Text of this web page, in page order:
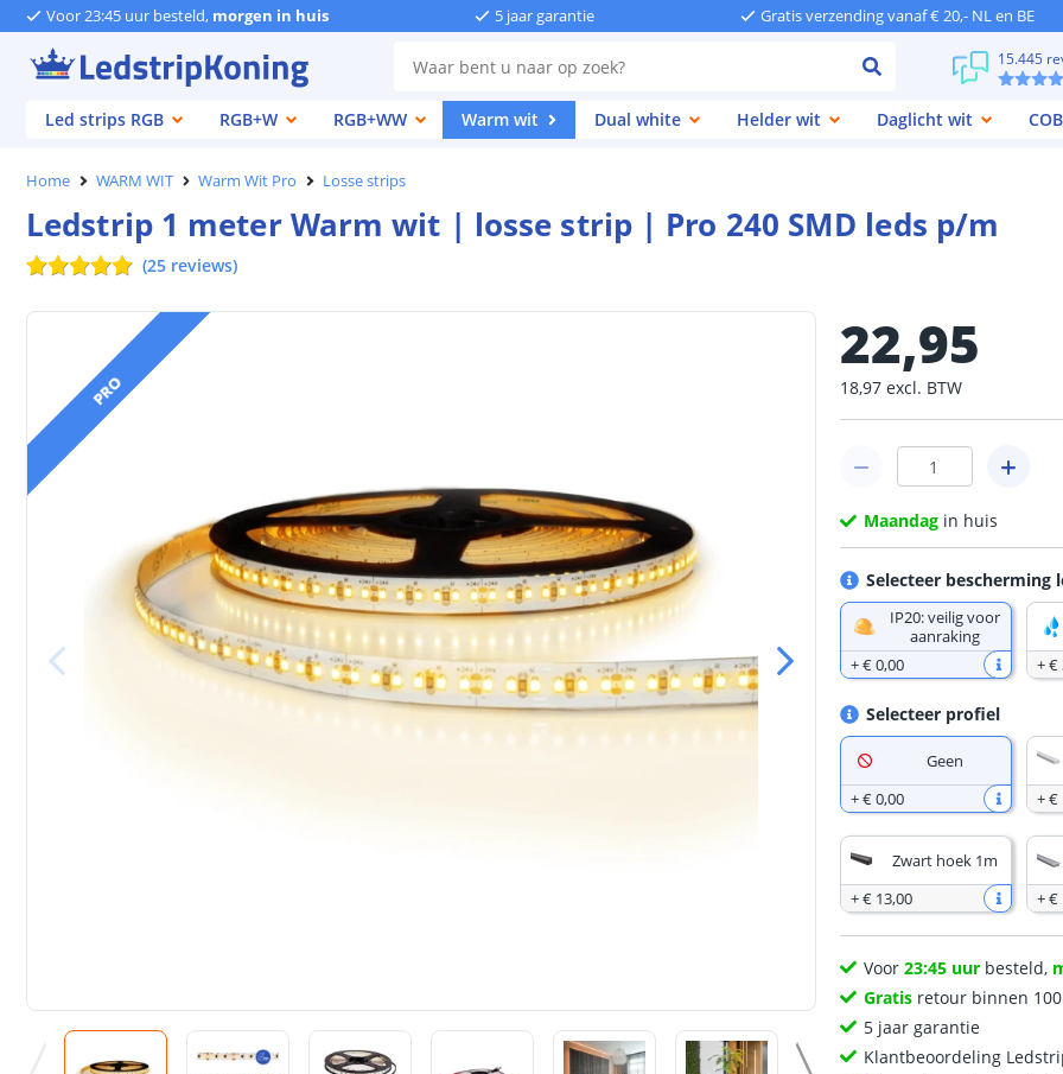
Voor 23:45 uur besteld, morgen in huis 5 jaar garantie Gratis verzending vanaf € 20,- NL en BE
15.445
Led strips RGB
RGB+W RGB+WW Warm wit Dual white Helder wit Daglicht wit COB
Home WARM WIT Warm Wit Pro Losse strips
Ledstrip 1 meter Warm wit | losse strip | Pro 240 SMD leds p/m
(25 reviews)
PRO
22,95
18,97 excl. BTW
Maandag in huis
Selecteer bescherming
IP20: veilig voor
aanraking
+€ 0,00
+€
Selecteer profiel
Geen
+€ 0,00
+€
Zwart hoek 1m
+€ 13,00
+€
Voor23:45 uur besteld,
Gratis retour binnen
5 jaar garantie
Klantbeoordeling